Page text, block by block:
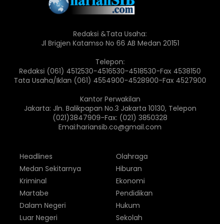
Redaksi &Tata Usaha:
Jl Brigjen Katamso No 66 AB Medan 20151
Telepon:
Redaksi (061) 4512530-4516530-4518530-Fax 4538150
Tata Usaha/Iklan (061) 4554900-4528900-Fax 4527900
Kantor Perwakilan
Jakarta: Jln. Balikpapan No.3 Jakarta 10130, Telepon
(021)3847909-Fax: (021) 3850328
Emai:hariansib.co@gmail.com
Headlines
Medan Sekitarnya
Kriminal
Martabe
Dalam Negeri
Luar Negeri
Olahraga
Hiburan
Ekonomi
Pendidikan
Hukum
Sekolah